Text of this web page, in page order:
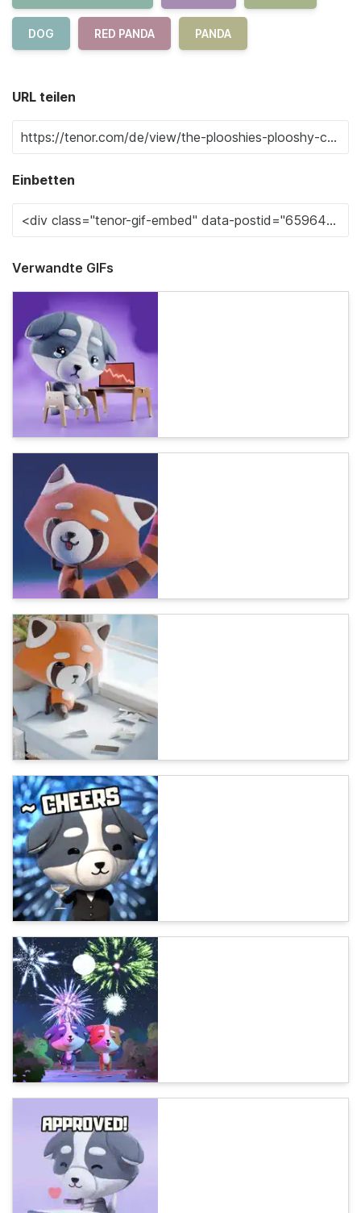
DOG RED PANDA PANDA
URL teilen
Einbetten
Verwandte GIFs